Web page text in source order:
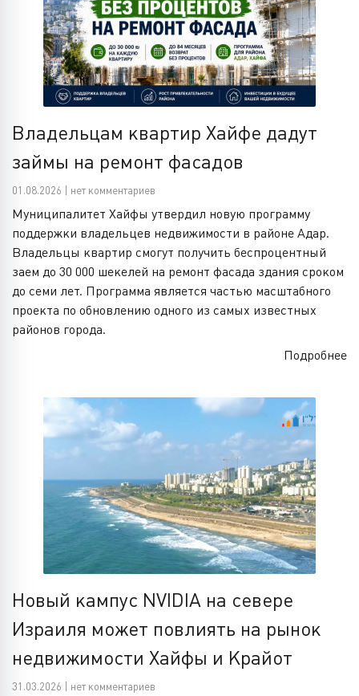
Владельцам квартир Хайфе дадут
займы на ремонт фасадов
01.08.2026 | нет комментариев
Муниципалитет Хайфы утвердил новую программу
поддержки владельцев недвижимости в районе Адар.
Владельцы квартир смогут получить беспроцентный
заем до 30 000 шекелей на ремонт фасада здания сроком
до семи лет. Программа является частью масштабного
проекта по обновлению одного из самых известных
районов города.
Подробнее
Новый кампус NVIDIA на севере
Израиля может повлиять на рынок
недвижимости Хайфы и Крайот
31.03.2026 | нет комментариев